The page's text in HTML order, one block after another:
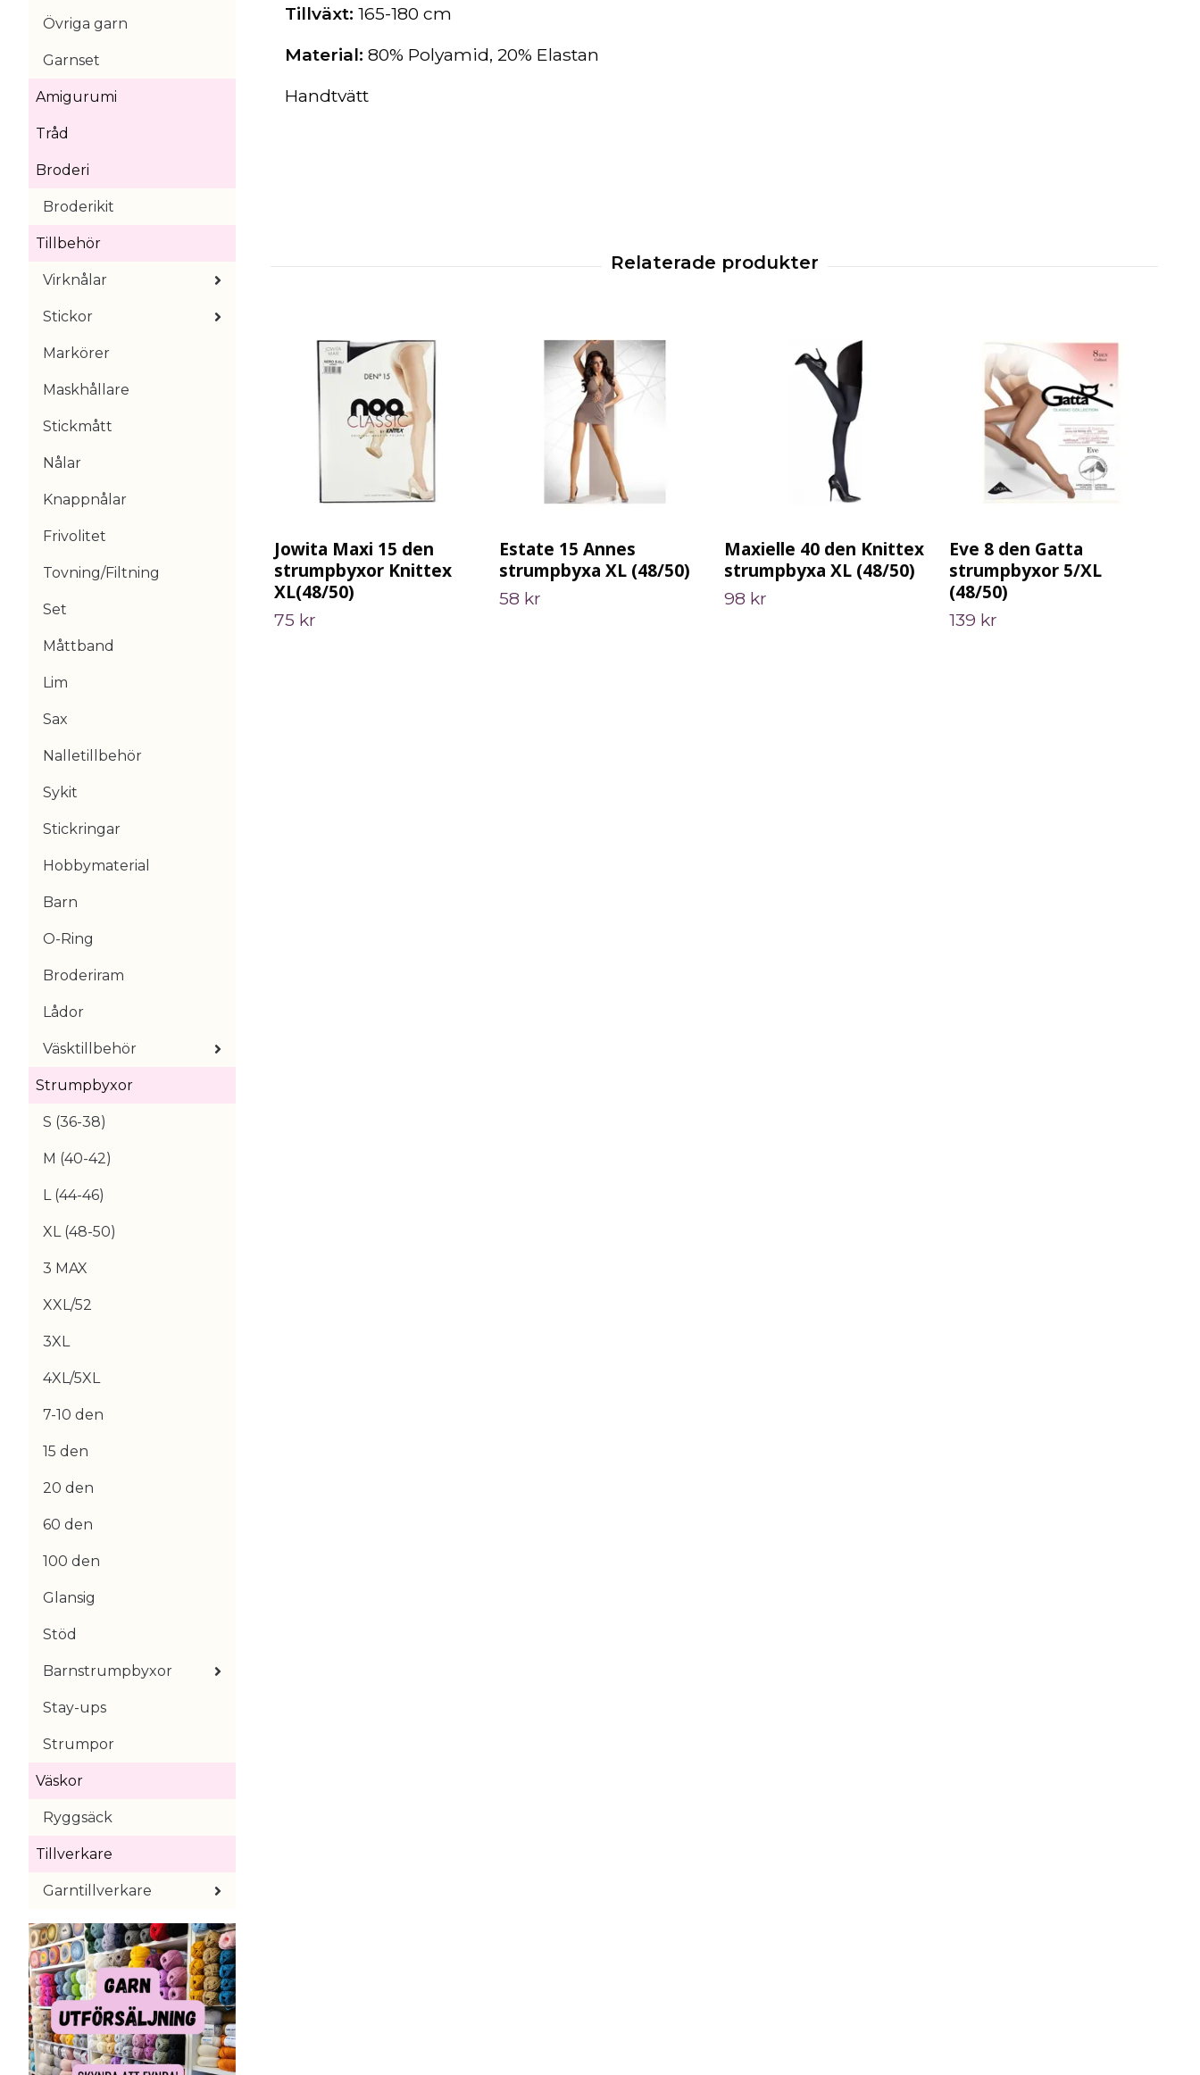
Övriga garn
Garnset
Amigurumi
Tråd
Broderi
Broderikit
Tillbehör
Virknålar
Stickor
Markörer
Maskhållare
Stickmått
Nålar
Knappnålar
Frivolitet
Tovning/Filtning
Set
Måttband
Lim
Sax
Nalletillbehör
Sykit
Stickringar
Hobbymaterial
Barn
O-Ring
Broderiram
Lådor
Väsktillbehör
Strumpbyxor
S (36-38)
M (40-42)
L (44-46)
XL (48-50)
3 MAX
XXL/52
3XL
4XL/5XL
7-10 den
15 den
20 den
60 den
100 den
Glansig
Stöd
Barnstrumpbyxor
Stay-ups
Strumpor
Väskor
Ryggsäck
Tillverkare
Garntillverkare
Tillväxt: 165-180 cm
Material: 80% Polyamid, 20% Elastan
Handtvätt
Jowita Maxi 15 den
strumpbyxor Knittex
XL(48/50)
75 kr
Estate 15 Annes
strumpbyxa XL (48/50)
58 kr
Maxielle 40 den Knittex
strumpbyxa XL (48/50)
98 kr
Eve 8 den Gatta
strumpbyxor 5/XL
(48/50)
139 kr